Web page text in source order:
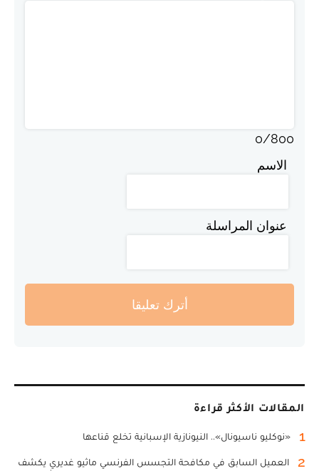
0/800
الاسم
عنوان المراسلة
أترك تعليقا
المقالات الأكثر قراءة
1 «نوكليو ناسيونال».. النيونازية الإسبانية تخلع قناعها
2
العميل السابق في مكافحة التجسس الفرنسي ماثيو غديري يكشف